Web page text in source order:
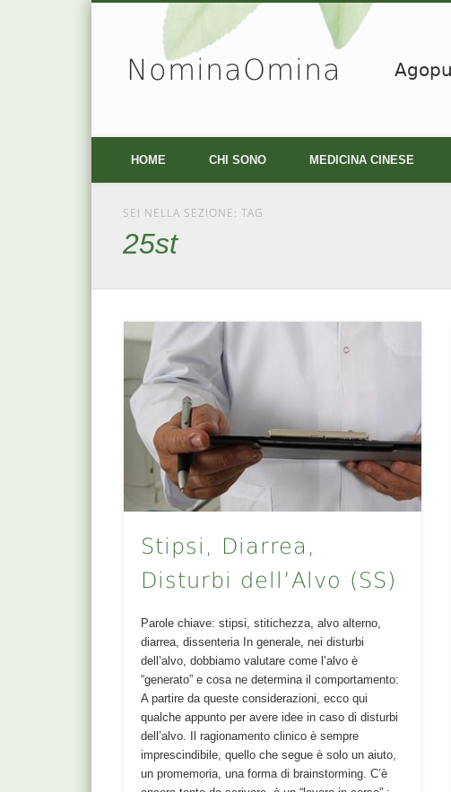
NominaOmina
Vimeo
HOME CHI SONO MEDICINA CINESE
SEI NELLA SEZIONE: TAG
25st
Stipsi, Diarrea,
Disturbi dell’Alvo (SS)
Parole chiave: stipsi, stitichezza, alvo alterno,
diarrea, dissenteria In generale, nei disturbi
dell’alvo, dobbiamo valutare come l’alvo è
“generato” e cosa ne determina il comportamento:
A partire da queste considerazioni, ecco qui
qualche appunto per avere idee in caso di disturbi
dell’alvo. Il ragionamento clinico è sempre
imprescindibile, quello che segue è solo un aiuto,
un promemoria, una forma di brainstorming. C’è